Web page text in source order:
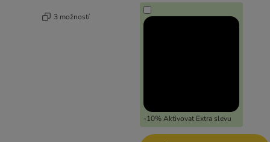
3 možností
-10% Aktivovat Extra slevu